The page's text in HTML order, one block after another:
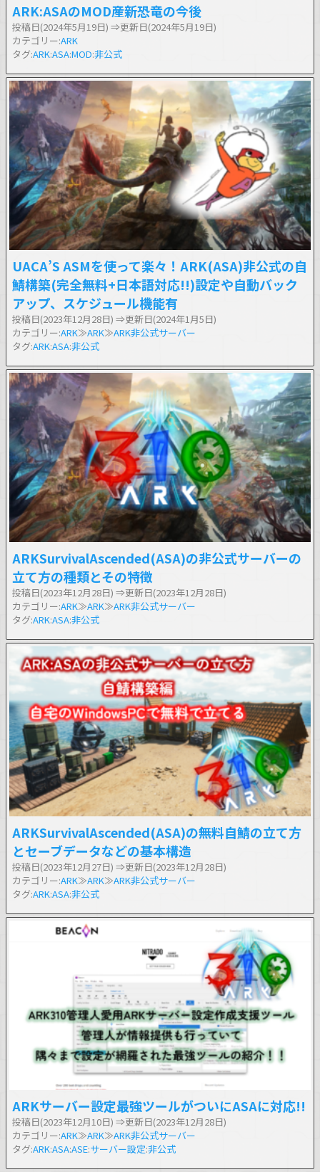
ARK:ASAのMOD産新恐竜の今後
投稿日(2024年5月19日) ⇒更新日(2024年5月19日)
カテゴリー:ARK
タグ:ARK:ASA:MOD:非公式
UACA’S ASMを使って楽々！ARK(ASA)非公式の自
鯖構築(完全無料+日本語対応!!)設定や自動バック
アップ、スケジュール機能有
投稿日(2023年12月28日) ⇒更新日(2024年1月5日)
カテゴリー:ARK≫ARK≫ARK非公式サーバー
タグ:ARK:ASA:非公式
ARKSurvivalAscended(ASA)の非公式サーバーの
立て方の種類とその特徴
投稿日(2023年12月28日) ⇒更新日(2023年12月28日)
カテゴリー:ARK≫ARK≫ARK非公式サーバー
タグ:ARK:ASA:非公式
ARKSurvivalAscended(ASA)の無料自鯖の立て方
とセーブデータなどの基本構造
投稿日(2023年12月27日) ⇒更新日(2023年12月28日)
カテゴリー:ARK≫ARK≫ARK非公式サーバー
タグ:ARK:ASA:非公式
ARKサーバー設定最強ツールがついにASAに対応!!
投稿日(2023年12月10日) ⇒更新日(2023年12月28日)
カテゴリー:ARK≫ARK≫ARK非公式サーバー
タグ:ARK:ASA:ASE:サーバー設定:非公式